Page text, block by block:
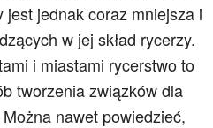
jednak coraz mniejsza i
w jej skład rycerzy.
i miastami rycerstwo to
tworzenia związków dla
nawet powiedzieć,